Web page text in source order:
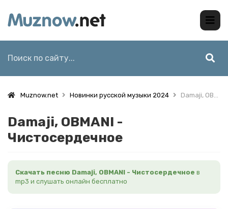
Muznow.net Новинки русской музыки 2024 Damaji, OBMANI - Чистосердечное
Damaji, OBMANI -
Чистосердечное
Скачать песню Damaji, OBMANI - Чистосердечное в
mp3 и слушать онлайн бесплатно